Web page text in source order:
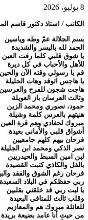
8 يوليو، 2026
الكاتب / استاذ دكتور قاسم
بسم الجلالة عمّ وطه وياسين
الحمد لله باليسر والشديدة
يا شوق قلبي كلما رفت العين
للأهل والأحباب في كل ديرة
قم يا رسولي وقته الآن والحين
يا هاجس اتوقد وهات الحليلة
هاجت شجون للفرح والعرسين
وثالث العرسان باز العويلة
حمود، نصوري ومحمد الزين
هنيتهم بالعرس كلمة وشيلة
مبروك لحفادي وهم قرة العين
أشواق قلبي والأماني بعيدة
فرحان بيهم كلهم جامعيين
نصر الذكي ومحمد ابن الجليلة
لبن امين السبط والحيدريين
بالفل والكاذي كتبت القصيدة
فرحان رغم الشوق والفقد
ربي حفظكم في البلاد السعيدة
يا ليت ربي قد خلقني بقلبين
وقلب ثالث للمنافي البعيدة
للعائلة مبروك هم والمعازيم
من حيث أنا عامد بضيعة بريدة